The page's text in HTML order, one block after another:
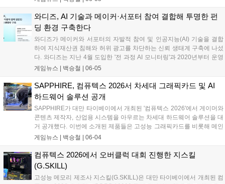
솔루션을 도입해 하이브리드 업무 환경에 맞춘 스마트 협업 환경을 구현
했다. 퍼시스의 '비즈니스 허브 강남'은 강남업무지구(GBD) 내 기업 고객
에게 실제 업무 환경 기반의 오피스 경험을 제공하는 실사용 기반 공간
이다. 퍼시스 직원들의 실제 근무 공간과 고객 체험 및 상담 공간으로 운
영되어, 방문 고객이 로지텍의 화상회의 솔루션이 적용된 업무 환경을
직접 확인하고 자사에 적합한 구축 방향을 검토할 수 있도록 했다....
와디즈, AI 기술과 메이커·서포터 참여 결합해 투명한 펀
딩 환경 구축한다
와디즈가 메이커와 서포터의 자발적 참여 및 인공지능(AI) 기술을 결합
하여 지식재산권 침해와 허위 광고를 차단하는 신뢰 생태계 구축에 나섰
다. 와디즈는 지난 4월 도입한 '전 과정 AI 모니터링'과 2020년부터 운영
해 온 이용자 신고하기 기능을 연계해 기술적 탐지가 어려운 이미지 무
있다. 이번 시스템 고도화를 통해 창작자의 독창적인 아이디어가 무단
도용되는 피해를 예방하고, 플랫폼 운영의 투명성을 한층 높일 전망이
다....
게임뉴스 | 백승철 06-05
SAPPHIRE, 컴퓨텍스 2026서 차세대 그래픽카드 및 AI
하드웨어 솔루션 공개
SAPPHIRE가 대만 타이베이에서 개최된 '컴퓨텍스 2026'에서 게이머와
콘텐츠 제작자, 산업용 시스템을 아우르는 차세대 하드웨어 솔루션을 대
거 공개했다. 이번에 소개된 제품들은 고성능 그래픽카드를 비롯해 메인
보드, 임베디드 플랫폼, AI 기반 솔루션 등으로 구성됐다. 특히 고사양 게
하는 독자적인 냉각 기술이 적용되었다....
게임뉴스 | 백승철 06-04
컴퓨텍스 2026에서 오버클럭 대회 진행한 지스킬
(G.SKILL)
고성능 메모리 제조사 지스킬(G.SKILL)은 대만 타이베이에서 개최된 컴